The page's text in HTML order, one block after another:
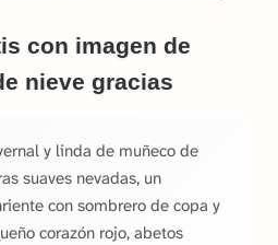
con imagen de
nieve gracias
y linda de muñeco de
suaves nevadas, un
con sombrero de copa y
corazón rojo, abetos